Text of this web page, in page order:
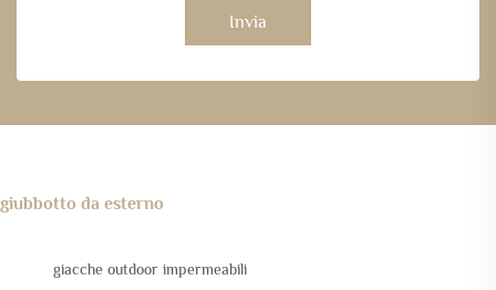
Invia
giubbotto da esterno
giacche outdoor impermeabili